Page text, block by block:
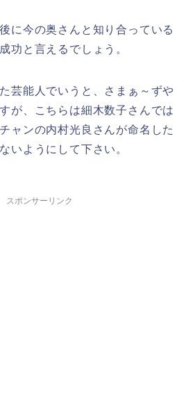
に今の奥さんと知り合っている
功と言えるでしょう。
芸能人でいうと、さまぁ～ずや
が、こちらは細木数子さんでは
ャンの内村光良さんが命名した
いようにして下さい。
スポンサーリンク